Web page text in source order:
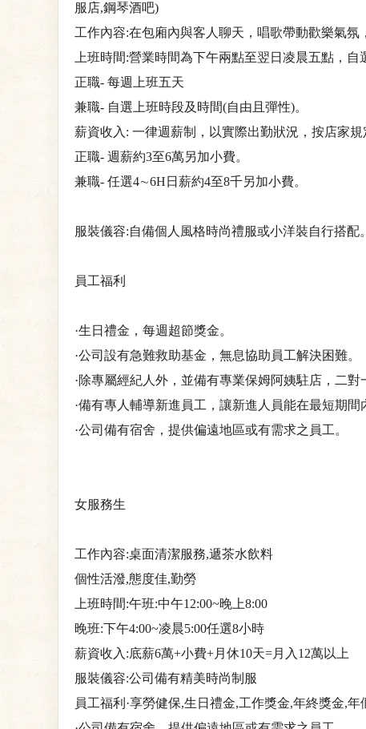
服店,鋼琴酒吧)
工作內容:在包廂內與客人聊天，唱歌帶動歡樂氣
上班時間:營業時間為下午兩點至翌日凌晨五點，
正職- 每週上班五天
兼職- 自選上班時段及時間(自由且彈性)。
薪資收入: 一律週薪制，以實際出勤狀況，按店家
正職- 週薪約3至6萬另加小費。
兼職- 任選4∼6H日薪約4至8千另加小費。
服裝儀容:自備個人風格時尚禮服或小洋裝自行搭
員工福利
·生日禮金，每週超節獎金。
·公司設有急難救助基金，無息協助員工解決困難。
·除專屬經紀人外，並備有專業保姆阿姨駐店，二對
·備有專人輔導新進員工，讓新進人員能在最短期
·公司備有宿舍，提供偏遠地區或有需求之員工。
女服務生
工作內容:桌面清潔服務,遞茶水飲料
個性活潑,態度佳,勤勞
上班時間:午班:中午12:00~晚上8:00
晚班:下午4:00~凌晨5:00任選8小時
薪資收入:底薪6萬+小費+月休10天=月入12萬以上
服裝儀容:公司備有精美時尚制服
員工福利·享勞健保,生日禮金,工作獎金,年終獎金,年